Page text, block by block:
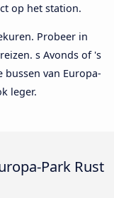
op het station.
Probeer in
s Avonds of 's
van Europa-
leger.
Park Rust